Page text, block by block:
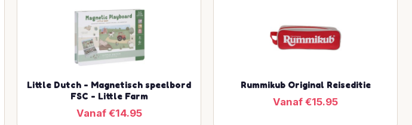
Little Dutch - Magnetisch speelbord
FSC - Little Farm
Vanaf €14.95
Rummikub Original Reiseditie
Vanaf €15.95